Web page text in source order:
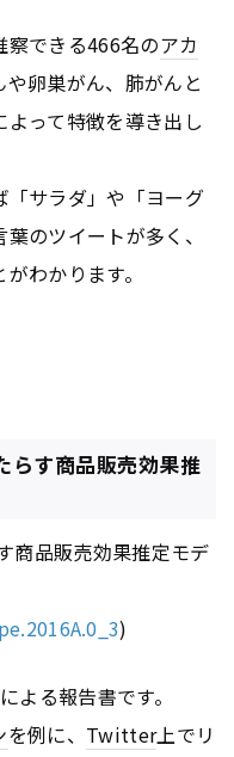
察できる466名のアカ
卵巣がん、肺がんと
って特徴を導き出し
サラダ」や「ヨーグ
のツイートが多く、
わかります。
す商品販売効果推
商品販売効果推定モデ
)
よる報告書です。
を例に、 Twitter上でリ